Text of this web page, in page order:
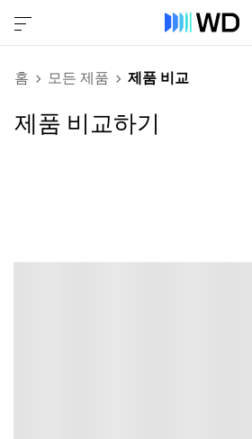
홈 모든 제품 제품 비교
제품 비교하기